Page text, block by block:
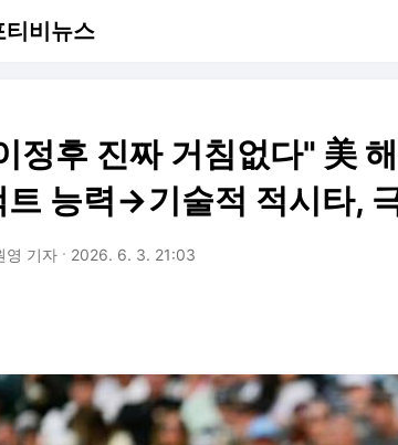
티비뉴스
정후 진짜 거침없다" 美
트 능력→기술적 적시타,
영 기자 2026. 6. 3. 21:03